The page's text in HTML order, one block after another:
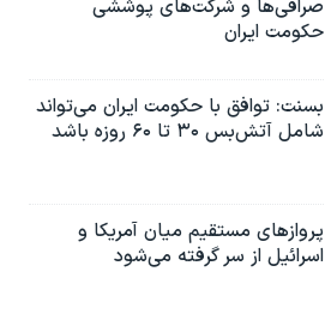
صرافی‌ها و شرکت‌های پوششی
حکومت ایران
بسنت: توافق با حکومت ایران می‌تواند
شامل آتش‌بس ۳۰ تا ۶۰ روزه باشد
پروازهای مستقیم میان آمریکا و
اسرائیل از سر گرفته می‌شود